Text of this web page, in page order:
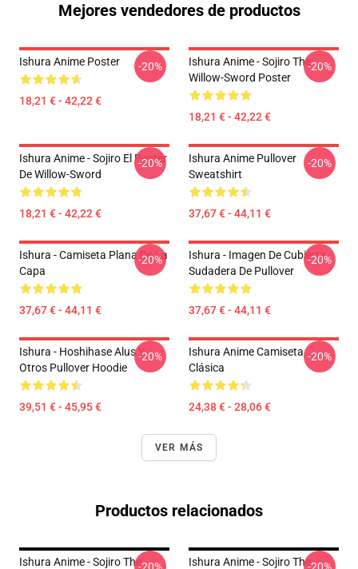
Mejores vendedores de productos
Ishura Anime Poster
18,21 € - 42,22 €
-20%
Ishura Anime - Sojiro The
Willow-Sword Poster
18,21 € - 42,22 €
-20%
Ishura Anime - Sojiro El Poster
De Willow-Sword
18,21 € - 42,22 €
-20%
Ishura Anime Pullover
Sweatshirt
37,67 € - 44,11 €
-20%
Ishura - Camiseta Plana De La
Capa
37,67 € - 44,11 €
-20%
Ishura - Imagen De Cubierta
Sudadera De Pullover
37,67 € - 44,11 €
-20%
Ishura - Hoshihase Alus Y
Otros Pullover Hoodie
39,51 € - 45,95 €
-20%
Ishura Anime Camiseta
Clásica
24,38 € - 28,06 €
-20%
VER MÁS
Productos relacionados
Ishura Anime - Sojiro The
Ishura Anime - Sojiro The